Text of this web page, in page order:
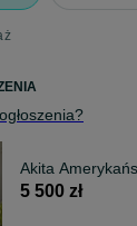
Akita
5 500 zł